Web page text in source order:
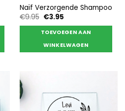
Naïf Verzorgende Shampoo
€9.95 Oorspronkelijke
was:
€9.95.
€3.95Huidige
is:
€3.95.
TOEVOEGEN AAN
WINKELWAGEN